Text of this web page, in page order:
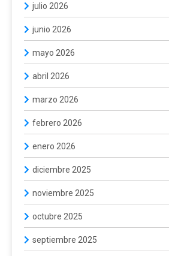
julio 2026
junio 2026
mayo 2026
abril 2026
marzo 2026
febrero 2026
enero 2026
diciembre 2025
noviembre 2025
octubre 2025
septiembre 2025